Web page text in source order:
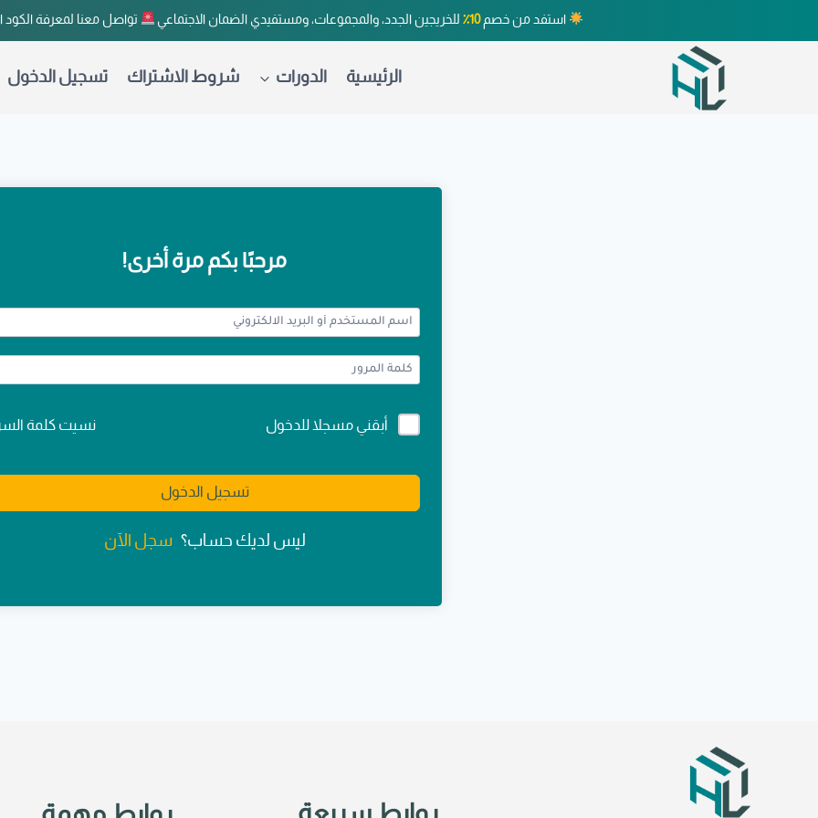
استفد من خصم10٪ للخريجين الجدد، والمجموعات، ومستفيدي الضمان الاجتماعي تواصل معنا لمعرفة
الرئيسية الدورات شروط الاشتراك تسجيل الدخول
مرحبًا بكم مرة أخرى!
Alternative:
أبقني مسجلا للدخول نسيت كلمة
تسجيل الدخول
ليس لديك حساب؟ سجل الآن